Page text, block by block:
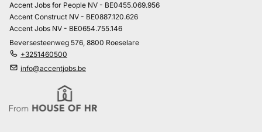
Accent Jobs for People NV - BE0455.069.956
Accent Construct NV - BE0887.120.626
Accent Jobs NV - BE0654.755.146
Beversesteenweg 576, 8800 Roeselare
+3251460500
info@accentjobs.be